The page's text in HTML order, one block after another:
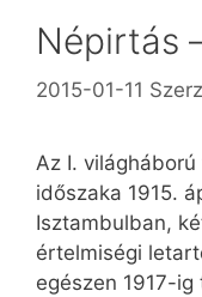
Népirtás
2015-01-11
Az I.
időszaka 1915.
Isztambulban,
értelmiségi
egészen 1917-